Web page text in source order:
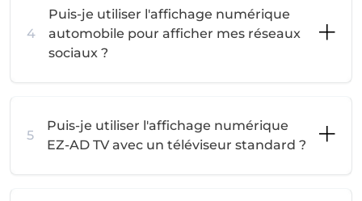
4
Puis-je utiliser l'affichage numérique
automobile pour afficher mes réseaux
sociaux ?
5
Puis-je utiliser l'affichage numérique
EZ-AD TV avec un téléviseur standard ?